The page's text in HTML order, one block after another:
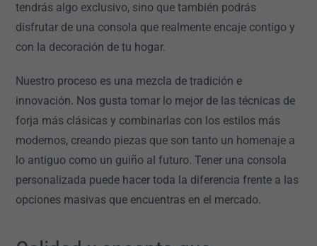
tendrás algo exclusivo, sino que también podrás
disfrutar de una consola que realmente encaje contigo y
con la decoración de tu hogar.
Nuestro proceso es una mezcla de tradición e
innovación. Nos gusta tomar lo mejor de las técnicas de
forja más clásicas y combinarlas con los estilos más
modernos, creando piezas que son tanto un homenaje a
lo antiguo como un guiño al futuro. Tener una consola
personalizada puede hacer toda la diferencia frente a las
opciones masivas que encuentras en el mercado.